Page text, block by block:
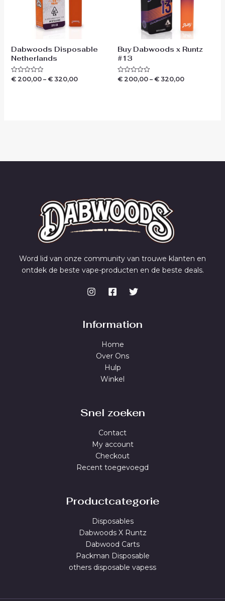
Dabwoods Disposable
Netherlands
Waardering
€200,00– €320,00
Buy Dabwoods x Runtz
#13
Waardering
€ 200,00 – € 320,00
Word lid van onze community van trouwe klanten en
ontdek de beste vape-producten en de beste deals.
Information
Home
Over Ons
Hulp
Winkel
Snel zoeken
Contact
My account
Checkout
Recent toegevoegd
Productcategorie
Disposables
Dabwoods X Runtz
Dabwood Carts
Packman Disposable
others disposable vapess